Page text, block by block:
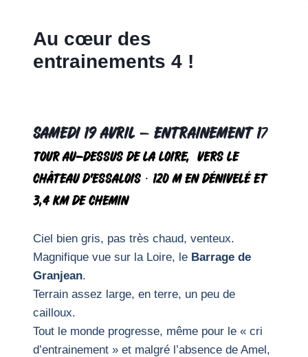
contenuAu cœur des
entrainements 4 !
samedi 19 Avril– Entrainement 17
Tour au-dessus de la Loire, vers le
château d’Essalois · 120 m en dénivelé et
3,4 km de chemin
Ciel bien gris, pas très chaud, venteux.
Magnifique vue sur la Loire, le Barrage de
Granjean.
Terrain assez large, en terre, un peu de
cailloux.
Tout le monde progresse, même pour le « cri
d’entrainement » et malgré l’absence de Amel,